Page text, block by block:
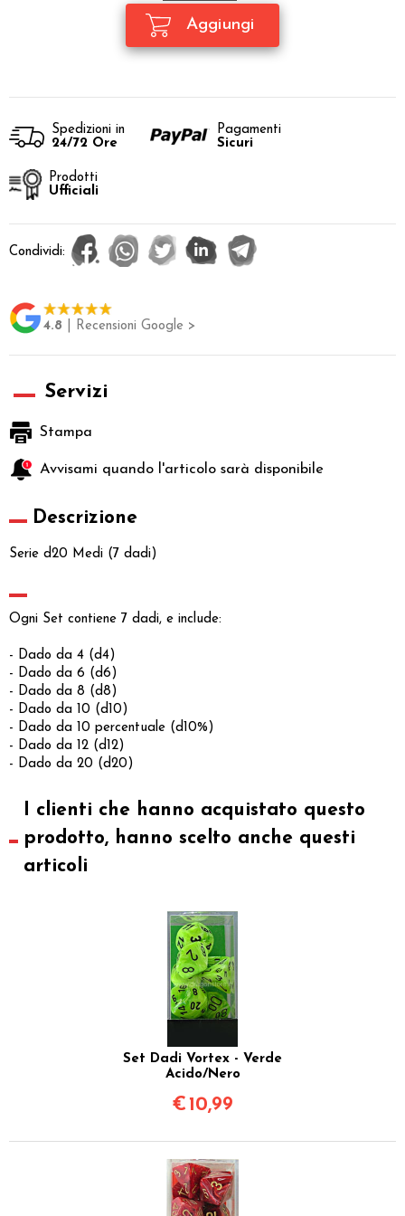
Spedizioni in
24/72 Ore
Pagamenti
Sicuri
Prodotti
Ufficiali
Condividi:
4.8 | Recensioni Google >
Servizi
Stampa
Avvisami quando l'articolo sarà disponibile
Descrizione
Serie d20 Medi (7 dadi)
Ogni Set contiene 7 dadi, e include:
- Dado da 4 (d4)
- Dado da 6 (d6)
- Dado da 8 (d8)
- Dado da 10 (d10)
- Dado da 10 percentuale (d10%)
- Dado da 12 (d12)
- Dado da 20 (d20)
I clienti che hanno acquistato questo
prodotto, hanno scelto anche questi
articoli
Set Dadi Vortex - Verde
Acido/Nero
€ 10,99